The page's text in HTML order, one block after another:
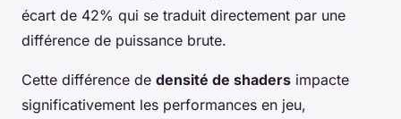
écart de 42% qui se traduit directement par une
différence de puissance brute.
Cette différence de densité de shaders impacte
significativement les performances en jeu,